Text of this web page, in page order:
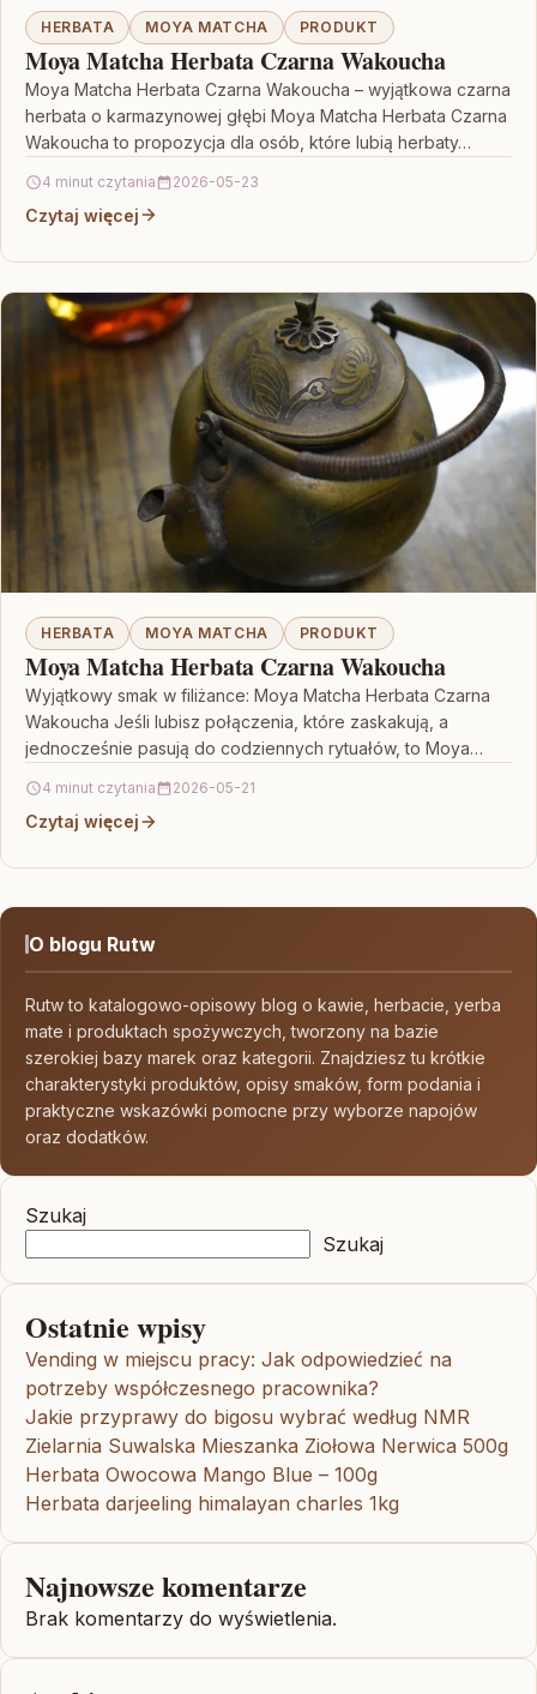
HERBATA MOYA MATCHA PRODUKT
Moya Matcha Herbata Czarna Wakoucha
Moya Matcha Herbata Czarna Wakoucha – wyjątkowa czarna
herbata o karmazynowej głębi Moya Matcha Herbata Czarna
Wakoucha to propozycja dla osób, które lubią herbaty…
4 minut czytania 2026-05-23
Czytaj więcej
HERBATA MOYA MATCHA PRODUKT
Moya Matcha Herbata Czarna Wakoucha
Wyjątkowy smak w filiżance: Moya Matcha Herbata Czarna
Wakoucha Jeśli lubisz połączenia, które zaskakują, a
jednocześnie pasują do codziennych rytuałów, to Moya
4 minut czytania 2026-05-21
Czytaj więcej
O blogu Rutw
Rutw to katalogowo-opisowy blog o kawie, herbacie, yerba
mate i produktach spożywczych, tworzony na bazie
szerokiej bazy marek oraz kategorii. Znajdziesz tu krótkie
charakterystyki produktów, opisy smaków, form podania i
praktyczne wskazówki pomocne przy wyborze napojów
oraz dodatków.
Szukaj
Szukaj
Ostatnie wpisy
Vending w miejscu pracy: Jak odpowiedzieć na
potrzeby współczesnego pracownika?
Jakie przyprawy do bigosu wybrać według NMR
Zielarnia Suwalska Mieszanka Ziołowa Nerwica 500g
Herbata Owocowa Mango Blue – 100g
Herbata darjeeling himalayan charles 1kg
Najnowsze komentarze
Brak komentarzy do wyświetlenia.